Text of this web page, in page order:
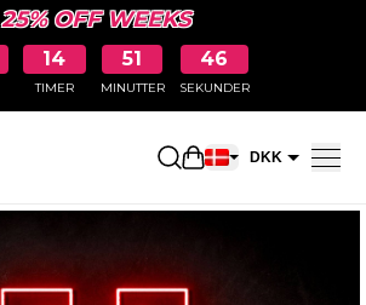
25% OFF WEEKS
14
TIMER
51
MINUTTER
45
SEKUNDER
Åbn DKK